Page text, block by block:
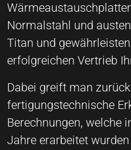
Normalstahl und
Titan und
erfolgreichen Vertrieb
Dabei greift man
fertigungstechnische
Berechnungen, welche
Jahre erarbeitet